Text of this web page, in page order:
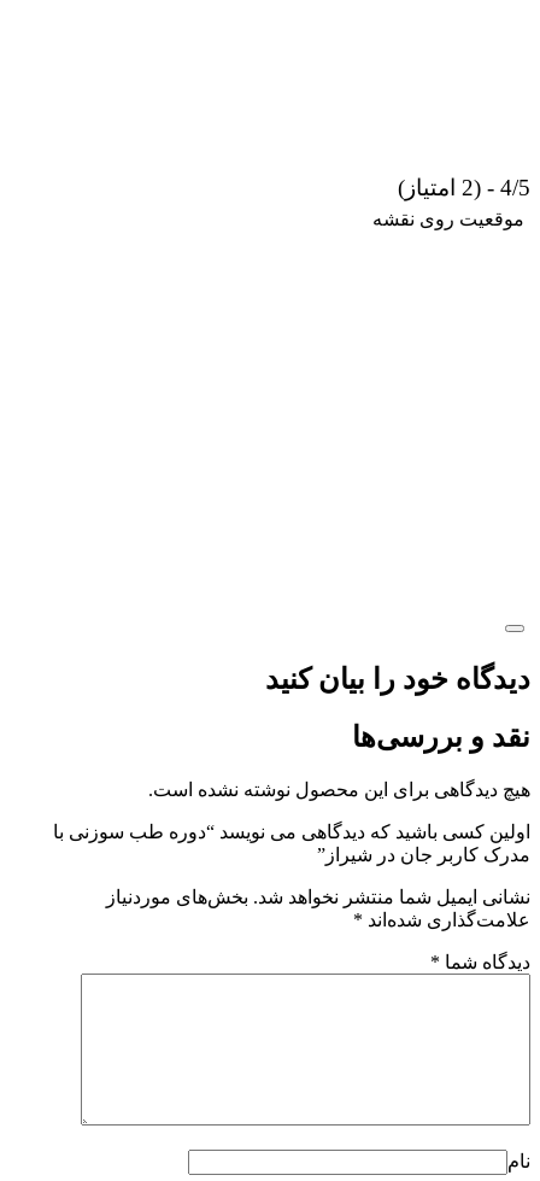
4/5 - (2 امتیاز)
موقعیت روی نقشه
دیدگاه خود را بیان کنید
نقد و بررسی‌ها
هیچ دیدگاهی برای این محصول نوشته نشده است.
اولین کسی باشید که دیدگاهی می نویسد “دوره طب سوزنی با
مدرک کاربر جان در شیراز”
نشانی ایمیل شما منتشر نخواهد شد. بخش‌های موردنیاز
علامت‌گذاری شده‌اند *
دیدگاه شما *
نام